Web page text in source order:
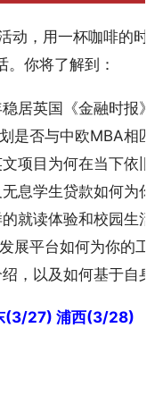
动，用一杯咖啡的时
你将了解到：
居英国《金融时报》
是否与中欧MBA相匹
项目为何在当下依旧
息学生贷款如何为你
就读体验和校园生活
展平台如何为你的工
，以及如何基于自身
(3/27) 浦西(3/28)